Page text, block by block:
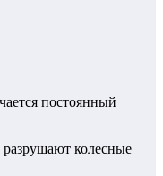
постоянный
колесные